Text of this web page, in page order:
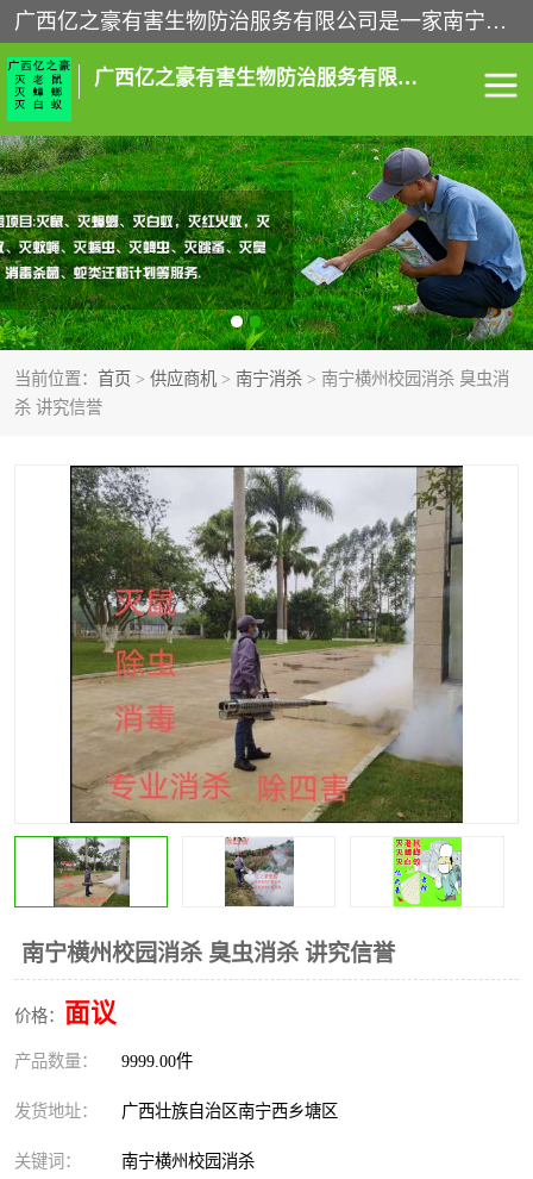
广西亿之豪有害生物防治服务有限公司是一家南宁灭鼠公司、灭蟑螂公司，南宁杀虫公司，南宁除虫公司，南宁灭跳蚤公司，南宁灭白蚁公司，南宁除四害公司,广西亿之豪有害生物防治服务有限公司专业灭蟑螂,除臭虫,其他害虫,服务上门,安全环保,售后保障,一次消杀，竭诚为您服务.
广西亿之豪有害生物防治服务有限公司
当前位置： 首页 > 供应商机 > 南宁消杀 > 南宁横州校园消杀 臭虫消
杀 讲究信誉
南宁横州校园消杀 臭虫消杀 讲究信誉
价格： 面议
产品数量： 9999.00件
发货地址： 广西壮族自治区南宁西乡塘区
关键词： 南宁横州校园消杀
南宁灭白蚁 南宁灭老鼠
南宁灭蟑螂 南宁杀虫
南宁除四害 南宁消杀
南宁除虫公司